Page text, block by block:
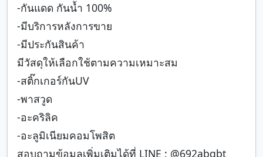
-กันแดด กันน้ำ 100%
-มีบริการหลังการขาย
-มีประกันสินค้า
มีวัสดุให้เลือกใช้ตามความเหมาะสม
-สติ๊กเกอร์กันUV
-พาสวูด
-อะคริลิค
-อะลูมิเนียมคอมโพสิต
สอบถามข้อมูลเพิ่มเติมได้ที่ LINE : @692abqbt